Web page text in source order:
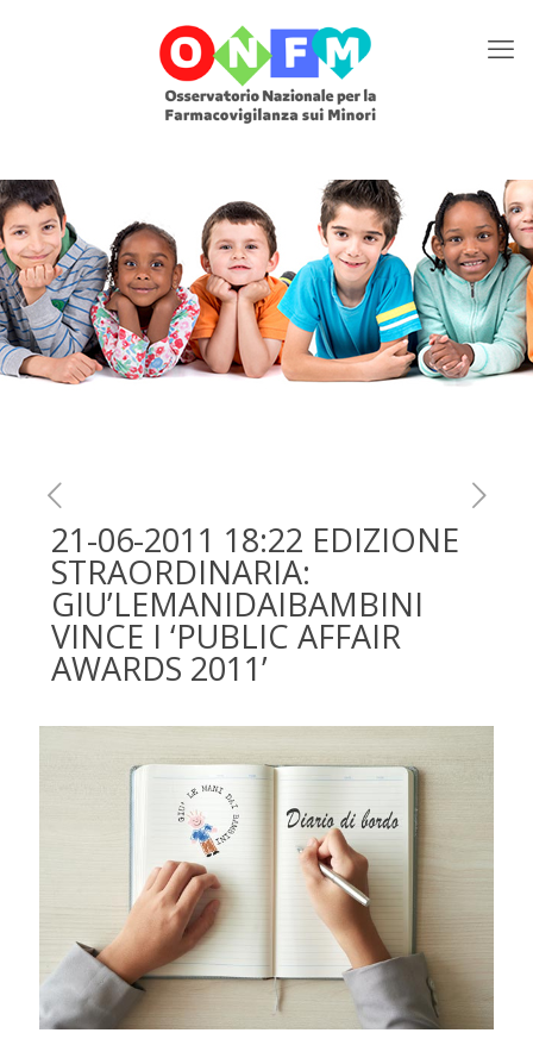
21-06-2011 18:22 EDIZIONE
STRAORDINARIA:
GIU’LEMANIDAIBAMBINI
VINCE I ‘PUBLIC AFFAIR
AWARDS 2011’